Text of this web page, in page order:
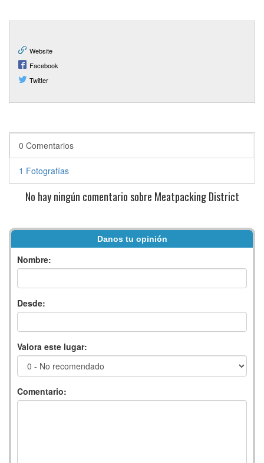
Website
Facebook
Twitter
0 Comentarios
1 Fotografías
No hay ningún comentario sobre Meatpacking District
Danos tu opinión
Nombre:
Desde:
Valora este lugar:
Comentario: